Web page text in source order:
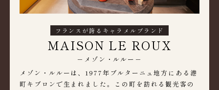
フランスが誇るキャラメルブランド
MAISON LE ROUX
－メゾン・ルルー－
メゾン・ルルーは、1977年ブルターニュ地方にある港
町キブロンで生まれました。この町を訪れる観光客の